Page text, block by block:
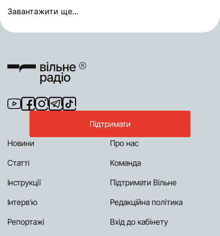
Завантажити ще...
Підтримати
Новини
Статті
Інструкції
Інтерв’ю
Репортажі
Про нас
Команда
Підтримати Вільне
Редакційна політика
Вхід до кабінету